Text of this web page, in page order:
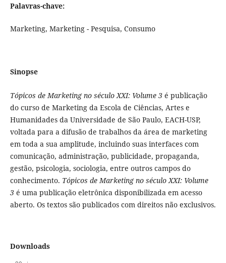
Palavras-chave:
Marketing, Marketing - Pesquisa, Consumo
Sinopse
Tópicos de Marketing no século XXI: Volume 3é publicação
do curso de Marketing da Escola de Ciências, Artes e
Humanidades da Universidade de São Paulo, EACH-USP,
voltada para a difusão de trabalhos da área de marketing
em toda a sua amplitude, incluindo suas interfaces com
comunicação, administração, publicidade, propaganda,
gestão, psicologia, sociologia, entre outros campos do
conhecimento. Tópicos de Marketing no século XXI: Volume
3é uma publicação eletrônica disponibilizada em acesso
aberto. Os textos são publicados com direitos não exclusivos.
Downloads